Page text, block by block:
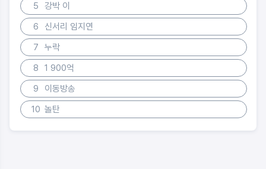
5
강박 이
6
신서리 임지연
7
누락
8
1 900억
9
이동방송
10 놀탄